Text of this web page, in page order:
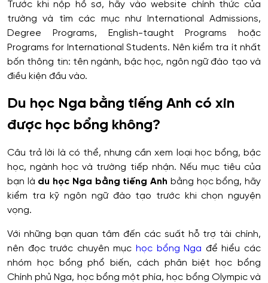
Trước khi nộp hồ sơ, hãy vào website chính thức của
trường và tìm các mục như International Admissions,
Degree Programs, English-taught Programs hoặc
Programs for International Students. Nên kiểm tra ít nhất
bốn thông tin: tên ngành, bậc học, ngôn ngữ đào tạo và
điều kiện đầu vào.
Du học Nga bằng tiếng Anh có xin
được học bổng không?
Câu trả lời là có thể, nhưng cần xem loại học bổng, bậc
học, ngành học và trường tiếp nhận. Nếu mục tiêu của
bạn là du học Nga bằng tiếng Anh bằng học bổng, hãy
kiểm tra kỹ ngôn ngữ đào tạo trước khi chọn nguyện
vọng.
Với những bạn quan tâm đến các suất hỗ trợ tài chính,
nên đọc trước chuyên mục học bổng Nga để hiểu các
nhóm học bổng phổ biến, cách phân biệt học bổng
Chính phủ Nga, học bổng một phía, học bổng Olympic và